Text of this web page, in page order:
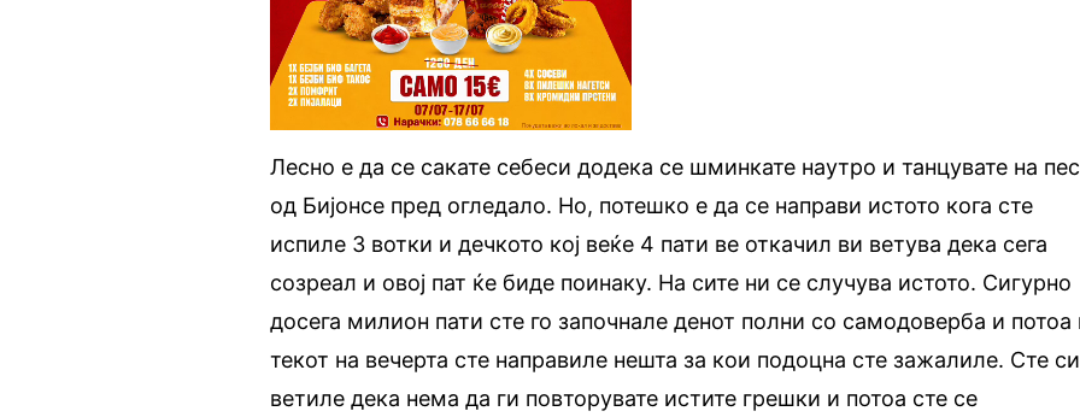
Лесно е да се сакате себеси додека се шминкате наутро и танцувате на
од Бијонсе пред огледало. Но, потешко е да се направи истото кога сте
испиле 3 вотки и дечкото кој веќе 4 пати ве откачил ви ветува дека сега
созреал и овој пат ќе биде поинаку. На сите ни се случува истото. Сигурно
досега милион пати сте го започнале денот полни со самодоверба и потоа
текот на вечерта сте направиле нешта за кои подоцна сте зажалиле. Сте си
ветиле дека нема да ги повторувате истите грешки и потоа сте се